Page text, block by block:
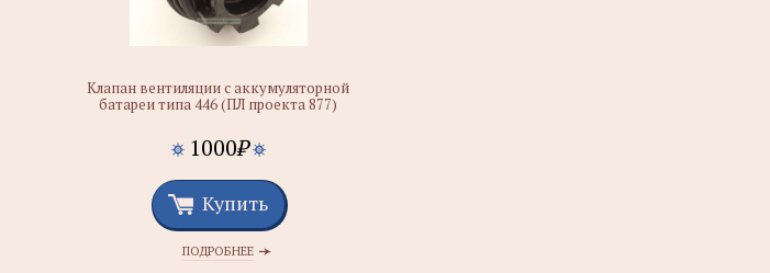
Клапан вентиляции с аккумуляторной
батареи типа 446 (ПЛ проекта 877)
1000₽
Купить
ПОДРОБНЕЕ